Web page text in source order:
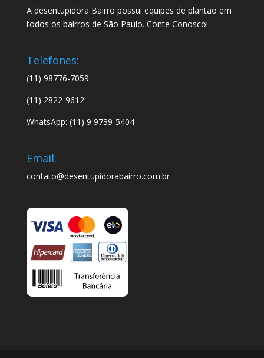
A desentupidora Bairro possui equipes de plantão em
todos os bairros de São Paulo. Conte Conosco!
Telefones:
(11) 98776-7059
(11) 2822-9612
WhatsApp: (11) 9 9739-5404
Email:
contato@desentupidorabairro.com.br